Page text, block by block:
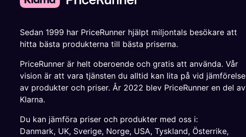
Sedan 1999 har PriceRunner hjälpt miljontals besökare att
hitta bästa produkterna till bästa priserna.
PriceRunner är helt oberoende och gratis att använda. Vår
vision är att vara tjänsten du alltid kan lita på vid jämförelse
av produkter och priser. År 2022 blev PriceRunner en del av
Klarna.
Du kan jämföra priser och produkter med oss i:
Danmark, UK, Sverige, Norge, USA, Tyskland, Österrike,